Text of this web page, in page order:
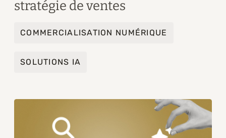
stratégie de ventes
COMMERCIALISATION NUMÉRIQUE
SOLUTIONS IA